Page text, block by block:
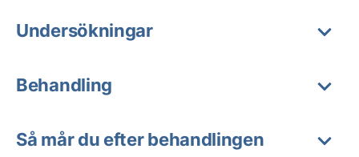
Undersökningar
Behandling
Så mår du efter behandlingen